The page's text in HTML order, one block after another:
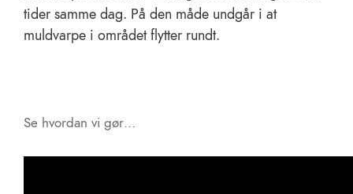
tider samme dag. På den måde undgår i at
muldvarpe i området flytter rundt.
Se hvordan vi gør…